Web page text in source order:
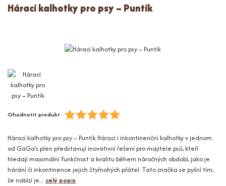
Hárací kalhotky pro psy – Puntík
Ohodnotit produkt
Hárací kalhotky pro psy – Puntík Hárací i inkontinenční kalhotky v jednom
od GaGa's plen představují inovativní řešení pro majitele psů, kteří
hledají maximální funkčnost a kvalitu během náročných období, jako je
hárání či inkontinence jejich čtyřnohých přátel. Tato značka se pyšní tím,
že nabízí je... celý popis